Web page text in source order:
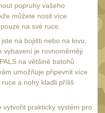
popruhy vašeho
můžete nosit více
na své ruce.
na bojišti nebo na lovu,
vybavení je rovnoměrněji
na většině batohů
umožňuje připevnit více
a nohy kladli příliš
vytvořit praktický systém pro